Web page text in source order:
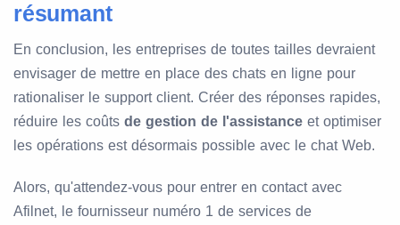
résumant
En conclusion, les entreprises de toutes tailles devraient
envisager de mettre en place des chats en ligne pour
rationaliser le support client. Créer des réponses rapides,
réduire les coûts de gestion de l'assistance et optimiser
les opérations est désormais possible avec le chat Web.
Alors, qu'attendez-vous pour entrer en contact avec
Afilnet, le fournisseur numéro 1 de services de